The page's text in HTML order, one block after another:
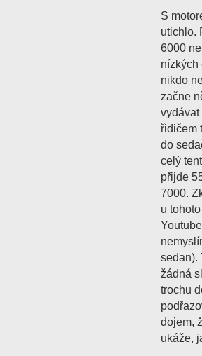
S
utichlo.
6000
nízkých
nikdo
začne
vydávat
řidičem
do
celý
přijde
7000.
u
sedan).
žádná
trochu
dojem,
ukáže,